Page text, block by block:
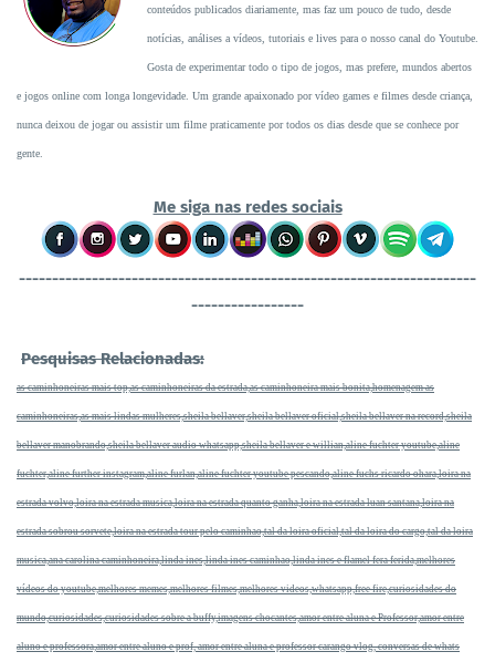
conteúdos publicados diariamente, mas faz um pouco de tudo, desde
notícias, análises a vídeos, tutoriais e lives para o nosso canal do Youtube.
Gosta de experimentar todo o tipo de jogos, mas prefere, mundos abertos
e jogos online com longa longevidade. Um grande apaixonado por vídeo games e filmes desde criança,
nunca deixou de jogar ou assistir um filme praticamente por todos os dias desde que se conhece por
gente.
Me siga nas redes sociais
---------------------------------------------------------------------
-----------------
Pesquisas Relacionadas:
as caminhoneiras mais top,as caminhoneiras da estrada,as caminhoneira mais bonita,homenagem as
caminhoneiras,as mais lindas mulheres,sheila bellaver,sheila bellaver oficial,sheila bellaver na record,sheila
bellaver manobrando,sheila bellaver audio whatsapp,sheila bellaver e willian,aline fuchter youtube,aline
fuchter,aline further instagram,aline furlan,aline fuchter youtube pescando,aline fuchs ricardo ohara,loira na
estrada volvo,loira na estrada musica,loira na estrada quanto ganha,loira na estrada luan santana,loira na
estrada sobrou sorvete,loira na estrada tour pelo caminhao,tal da loira oficial,tal da loira do cargo,tal da loira
musica,ana carolina caminhoneira,linda ines,linda ines caminhao,linda ines e flamel fera ferida,melhores
vídeos do youtube,melhores memes,melhores filmes,melhores videos,whatsapp,free fire,curiosidades do
mundo,curiosidades,curiosidades sobre a buffy,imagens chocantes,amor entre aluna e Professor,amor entre
aluno e professora,amor entre aluno e prof, amor entre aluna e professor carango vlog, conversas de whats